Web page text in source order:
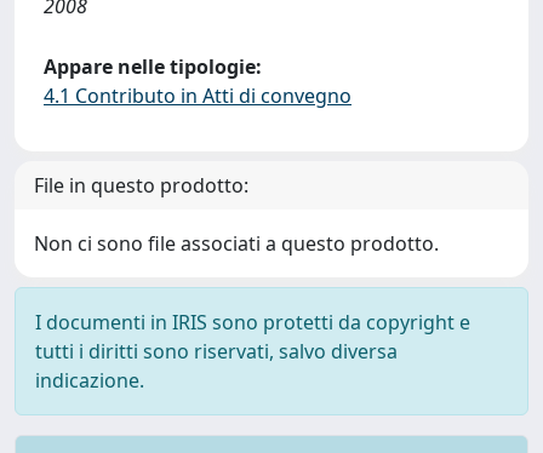
2008
Appare nelle tipologie:
4.1 Contributo in Atti di convegno
File in questo prodotto:
Non ci sono file associati a questo prodotto.
I documenti in IRIS sono protetti da copyright e
tutti i diritti sono riservati, salvo diversa
indicazione.